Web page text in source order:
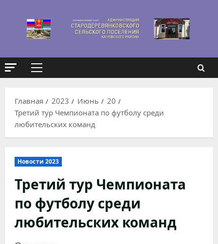
содержимому
Основное
Главная
2023 Июнь
20
Третий тур Чемпионата по футболу среди
любительских команд
Новости 2023
Третий тур Чемпионата
по футболу среди
любительских команд